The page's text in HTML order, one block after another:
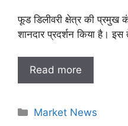
फूड डिलीवरी क्षेत्र की
शानदार प्रदर्शन किया है।
Read more
Categories
Market News